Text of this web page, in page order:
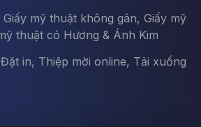
mỹ thuật không gân, Giấy mỹ
thuật có Hương & Ánh Kim
in, Thiệp mời online, Tải xuống